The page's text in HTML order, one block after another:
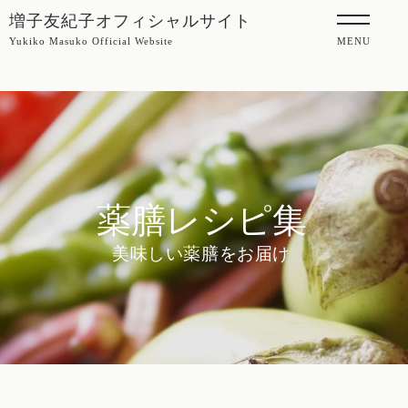
増子友紀子オフィシャルサイト
Yukiko Masuko Official Website MENU
薬膳レシピ集
美味しい薬膳をお届け